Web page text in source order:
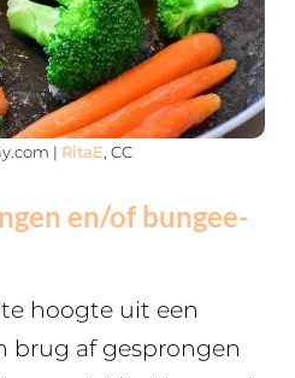
| RitaE, CC
en/of bungee-
hoogte uit een
brug af gesprongen